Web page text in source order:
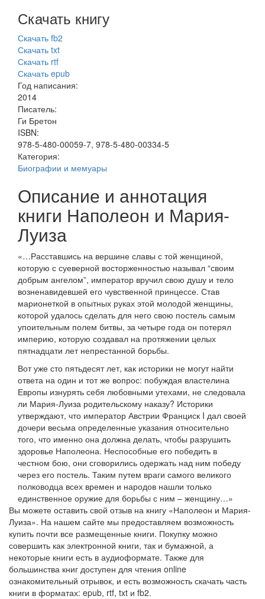
Скачать книгу
Скачать fb2
Скачать txt
Скачать rtf
Скачать epub
Год написания:
2014
Писатель:
Ги Бретон
ISBN:
978-5-480-00059-7, 978-5-480-00334-5
Категория:
Биографии и мемуары
Описание и аннотация
книги Наполеон и Мария-
Луиза
«…Расставшись на вершине славы с той женщиной,
которую с суеверной восторженностью называл “своим
добрым ангелом”, император вручил свою душу и тело
возненавидевшей его чувственной принцессе. Став
марионеткой в опытных руках этой молодой женщины,
которой удалось сделать для него свою постель самым
упоительным полем битвы, за четыре года он потерял
империю, которую создавал на протяжении целых
пятнадцати лет непрестанной борьбы.
Вот уже сто пятьдесят лет, как историки не могут найти
ответа на один и тот же вопрос: побуждая властелина
Европы изнурять себя любовными утехами, не следовала
ли Мария-Луиза родительскому наказу? Историки
утверждают, что император Австрии Франциск I дал своей
дочери весьма определенные указания относительно
того, что именно она должна делать, чтобы разрушить
здоровье Наполеона. Неспособные его победить в
честном бою, они сговорились одержать над ним победу
через его постель. Таким путем враги самого великого
полководца всех времен и народов нашли только
единственное оружие для борьбы с ним – женщину…»
Вы можете оставить свой отзыв на книгу «Наполеон и Мария-
Луиза». На нашем сайте мы предоставляем возможность
купить почти все размещенные книги. Покупку можно
совершить как электронной книги, так и бумажной, а
некоторые книги есть в аудиоформате. Также для
большинства книг доступен для чтения online
ознакомительный отрывок, и есть возможность скачать часть
книги в форматах: epub, rtf, txt и fb2.